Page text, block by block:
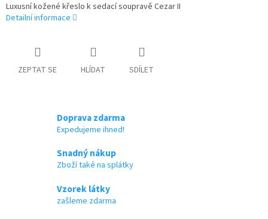
Luxusní kožené křeslo k sedací soupravě Cezar II
Detailní informace
ZEPTAT SE HLÍDAT SDÍLET
Doprava zdarma
Expedujeme ihned!
Snadný nákup
Zboží také na splátky
Vzorek látky
zašleme zdarma